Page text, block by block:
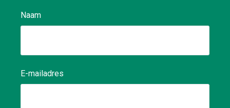
Naam
E-mailadres